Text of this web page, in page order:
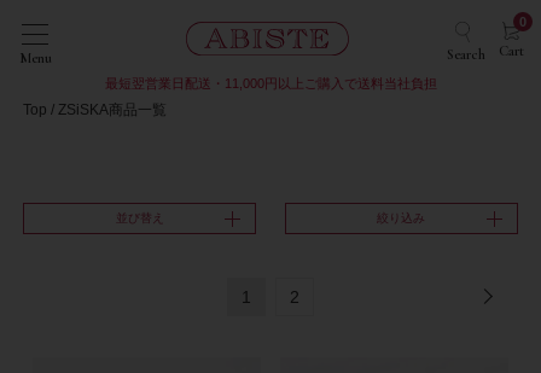
Menu Search Cart
0
最短翌営業日配送・11,000円以上ご購入で送料当社負担
Top ZSiSKA商品一覧
並び替え 絞り込み
1 2